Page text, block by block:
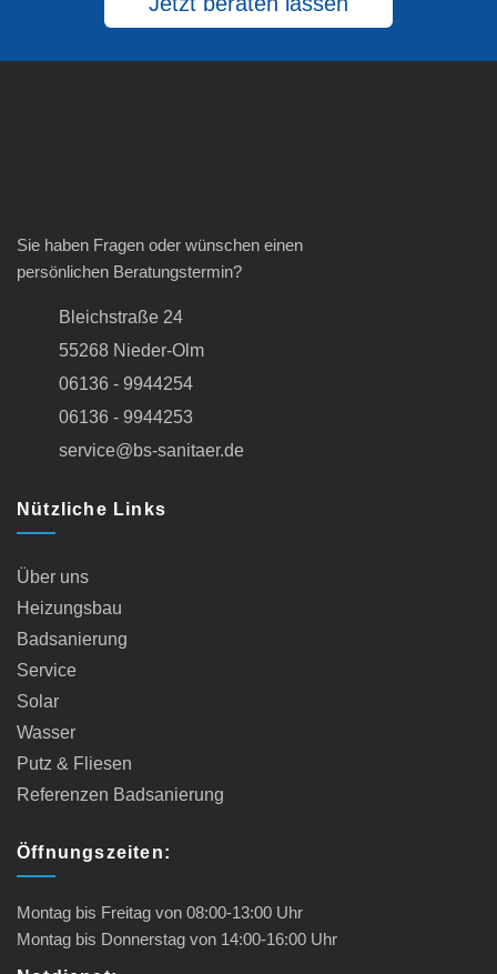
Sie haben Fragen oder wünschen einen
persönlichen Beratungstermin?
Bleichstraße 24
55268 Nieder-Olm
06136 - 9944254
06136 - 9944253
service@bs-sanitaer.de
Nützliche Links
Über uns
Heizungsbau
Badsanierung
Service
Solar
Wasser
Putz & Fliesen
Referenzen Badsanierung
Öffnungszeiten:
Montag bis Freitag von 08:00-13:00 Uhr
Montag bis Donnerstag von 14:00-16:00 Uhr